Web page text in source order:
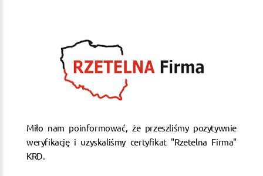
Miło nam poinformować, że przeszliśmy pozytywnie
weryfikację i uzyskaliśmy certyfikat "Rzetelna Firma"
KRD.